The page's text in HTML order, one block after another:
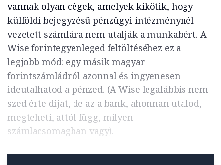
vannak olyan cégek, amelyek kikötik, hogy
külföldi bejegyzésű pénzügyi intézménynél
vezetett számlára nem utalják a munkabért. A
Wise forintegyenleged feltöltéséhez ez a
legjobb mód: egy másik magyar
forintszámládról azonnal és ingyenesen
ideutalhatod a pénzed. (A Wise legalábbis nem
szed érte díjat, de az a bank, ahonnan utalod,
megteheti, attól függ, milyen
számlacsomagban vagy).